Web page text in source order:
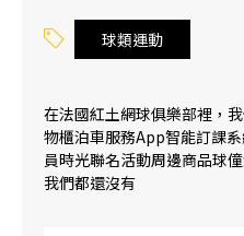
球類運動
在法國紅土網球俱樂部裡，
物櫃泊車服務App智能訂課
員時光聯名活動周邊商品球
我們都還沒有